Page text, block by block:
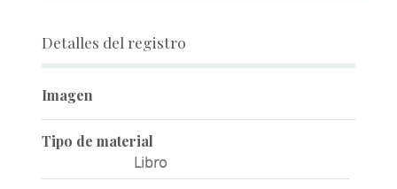
Detalles del registro
Imagen
Tipo de material
Libro